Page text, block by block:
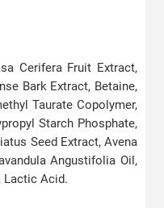
Cerifera Fruit Extract,
Bark Extract, Betaine,
Taurate Copolymer,
Starch Phosphate,
Seed Extract, Avena
Angustifolia Oil,
Lactic Acid.